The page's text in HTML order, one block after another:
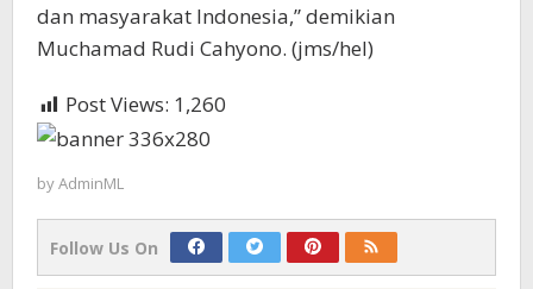
dan masyarakat Indonesia,” demikian
Muchamad Rudi Cahyono. (jms/hel)
Post Views: 1,260
byAdminML
Follow Us On